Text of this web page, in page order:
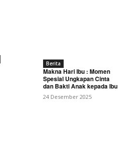
Asta Cita Presiden Prabowo:
Berita
Makna Hari Ibu : Momen
Spesial Ungkapan Cinta
dan Bakti Anak kepada Ibu
24 Desember 2025